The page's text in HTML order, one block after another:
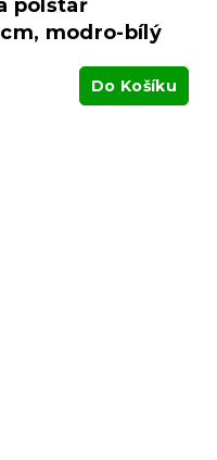
polštář
cm, modro-bílý
Do Košíku